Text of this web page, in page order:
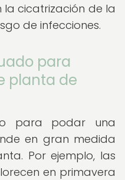
la cicatrización de la
de infecciones.
para
planta de
para podar una
en gran medida
Por ejemplo, las
en primavera